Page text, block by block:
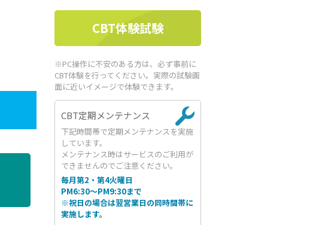
CBT体験試験
※PC操作に不安のある方は、必ず事前に
CBT体験を行ってください。実際の試験画
面に近いイメージで体験できます。
CBT定期メンテナンス
下記時間帯で定期メンテナンスを実施
しています。
メンテナンス時はサービスのご利用が
できませんのでご注意ください。
毎月第2・第4火曜日
PM6:30～PM9:30まで
※祝日の場合は翌営業日の同時間帯に
実施します。